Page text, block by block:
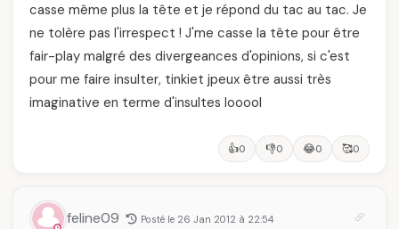
casse même plus la tête et je répond du tac au tac. Je
ne tolère pas l'irrespect ! J'me casse la tête pour être
fair-play malgré des divergeances d'opinions, si c'est
pour me faire insulter, tinkiet jpeux être aussi très
imaginative en terme d'insultes looool
👍0 👎0 😂0 🥰0
feline09 Posté le 26 Jan 2012 à 22:54